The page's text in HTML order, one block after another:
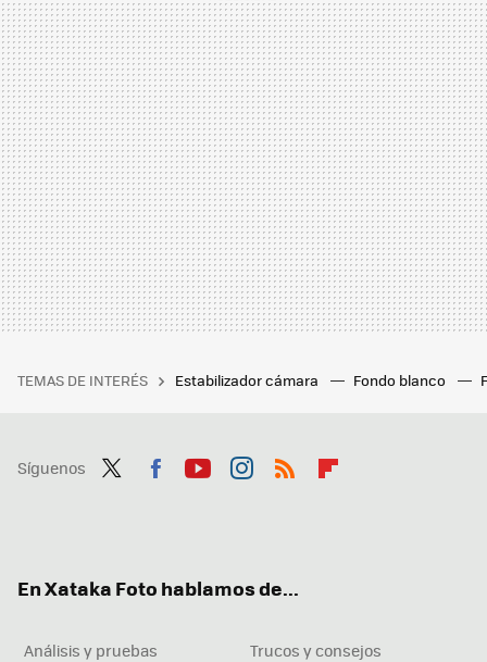
TEMAS DE INTERÉS Estabilizador cámara Fondo blanco
Síguenos
En Xataka Foto hablamos de...
Análisis y pruebas
Trucos y consejos